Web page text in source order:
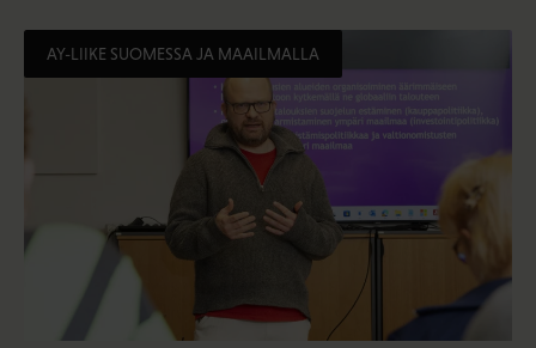
AY-LIIKE SUOMESSA JA MAAILMALLA